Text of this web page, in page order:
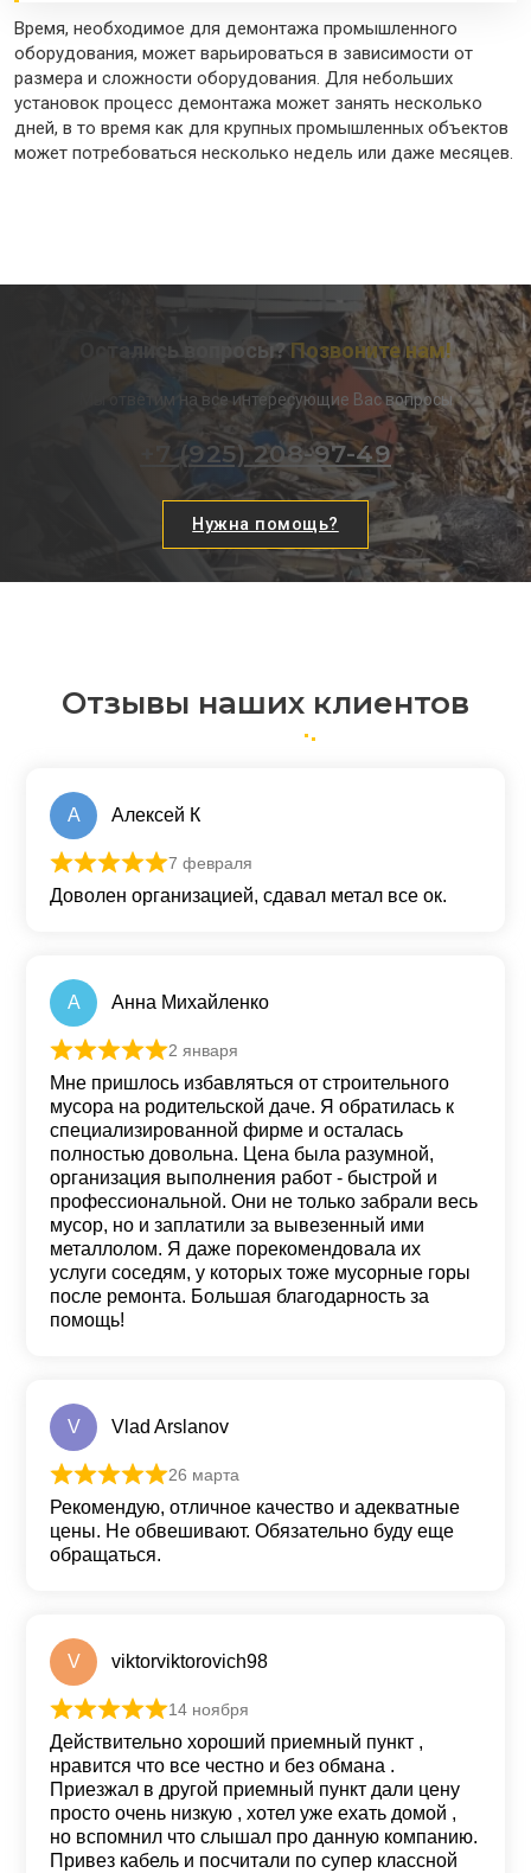
Время, необходимое для демонтажа промышленного
оборудования, может варьироваться в зависимости от
размера и сложности оборудования. Для небольших
установок процесс демонтажа может занять несколько
дней, в то время как для крупных промышленных объектов
может потребоваться несколько недель или даже месяцев.
Остались вопросы? Позвоните нам!
Мы ответим на все интересующие Вас вопросы
+7 (925) 208-97-49
Нужна помощь?
Отзывы наших клиентов
А Алексей К
Оценка 5из 5
7 февраля
Доволен организацией, сдавал метал все ок.
A Aнна Михайленко
Оценка из 5
2 января
Мне пришлось избавляться от строительного
мусора на родительской даче. Я обратилась к
специализированной фирме и осталась
полностью довольна. Цена была разумной,
организация выполнения работ - быстрой и
профессиональной. Они не только забрали весь
мусор, но и заплатили за вывезенный ими
металлолом. Я даже порекомендовала их
услуги соседям, у которых тоже мусорные горы
после ремонта. Большая благодарность за
помощь!
V Vlad Arslanov
Оценка из 5
26 марта
Рекомендую, отличное качество и адекватные
цены. Не обвешивают. Обязательно буду еще
обращаться.
V viktorviktorovich98
Оценка
14 ноября
Действительно хороший приемный пункт ,
нравится что все честно и без обмана .
Приезжал в другой приемный пункт дали цену
просто очень низкую , хотел уже ехать домой ,
но вспомнил что слышал про данную компанию.
Привез кабель и посчитали по супер классной